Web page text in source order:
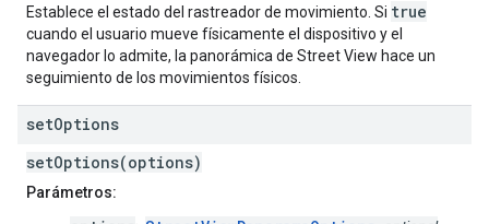
Establece el estado del rastreador de movimiento. Si true
cuando el usuario mueve físicamente el dispositivo y el
navegador lo admite, la panorámica de Street View hace un
seguimiento de los movimientos físicos.
setOptions
setOptions(options)
Parámetros: